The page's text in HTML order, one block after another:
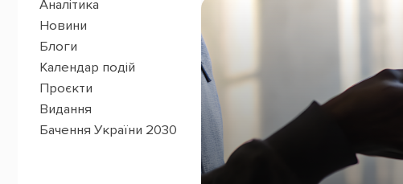
Аналітика
Новини
Блоги
Календар подій
Проєкти
Видання
Бачення України 2030